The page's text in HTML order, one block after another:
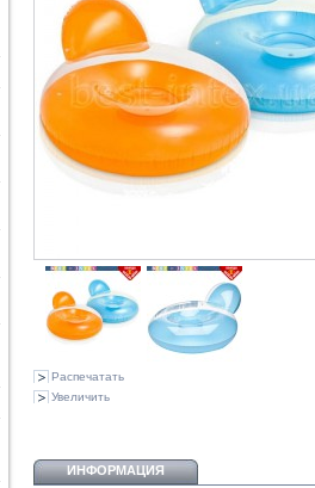
Распечатать
Увеличить
ИНФОРМАЦИЯ